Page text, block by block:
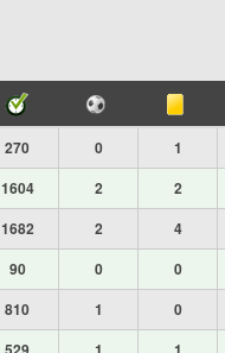
270 0 1
1604 2 2
1682 2 4
90 0 0
810 1 0